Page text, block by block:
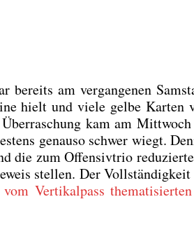
am ver­gan­ge­nen
hielt und vie­le gel­be
kam am
genau­so schwer wiegt.
die zum Offen­siv­trio
stel­len. Der
vom Ver­ti­kal­pass the­ma­ti­sier­ten